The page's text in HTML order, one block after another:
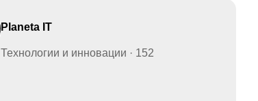
Planeta IT
Технологии и инновации · 152